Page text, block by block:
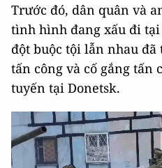
Trước đó, dân quân và
tình hình đang xấu đi tại
đột buộc tội lẫn nhau đã
tấn công và cố gắng tấn
tuyến tại Donetsk.